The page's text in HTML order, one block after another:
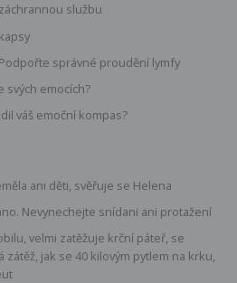
službu
správné proudění lymfy
svých emocích?
váš emoční kompas?
ani děti, svěřuje se Helena
Nevynechejte snídani ani protažení
velmi zatěžuje krční páteř, se
jak se 40 kilovým pytlem na krku,